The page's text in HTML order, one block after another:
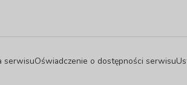
serwisuOświadczenie o dostępności serwisu